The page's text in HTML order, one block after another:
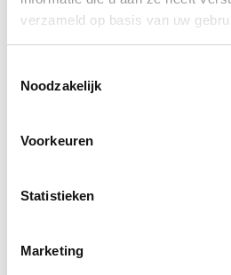
verzameld op basis van uw
Noodzakelijk
Voorkeuren
Statistieken
Marketing
schakeling. Metalen
6,3 mm jack expression
Stroomvoorzieing via 9
Afmetingen (L x B x H):